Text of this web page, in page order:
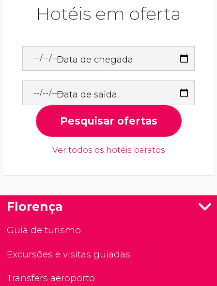
Hotéis em oferta
Data de chegada
Data de saída
Pesquisar ofertas
Ver todos os hotéis baratos
Florença
Guia de turismo
Excursões e visitas guiadas
Transfers aeroporto